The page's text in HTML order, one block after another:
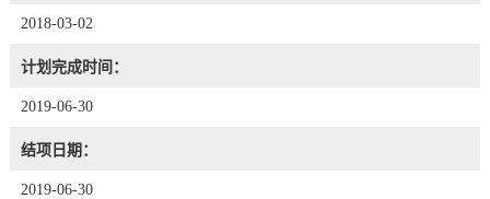
2018-03-02
计划完成时间：
2019-06-30
结项日期：
2019-06-30